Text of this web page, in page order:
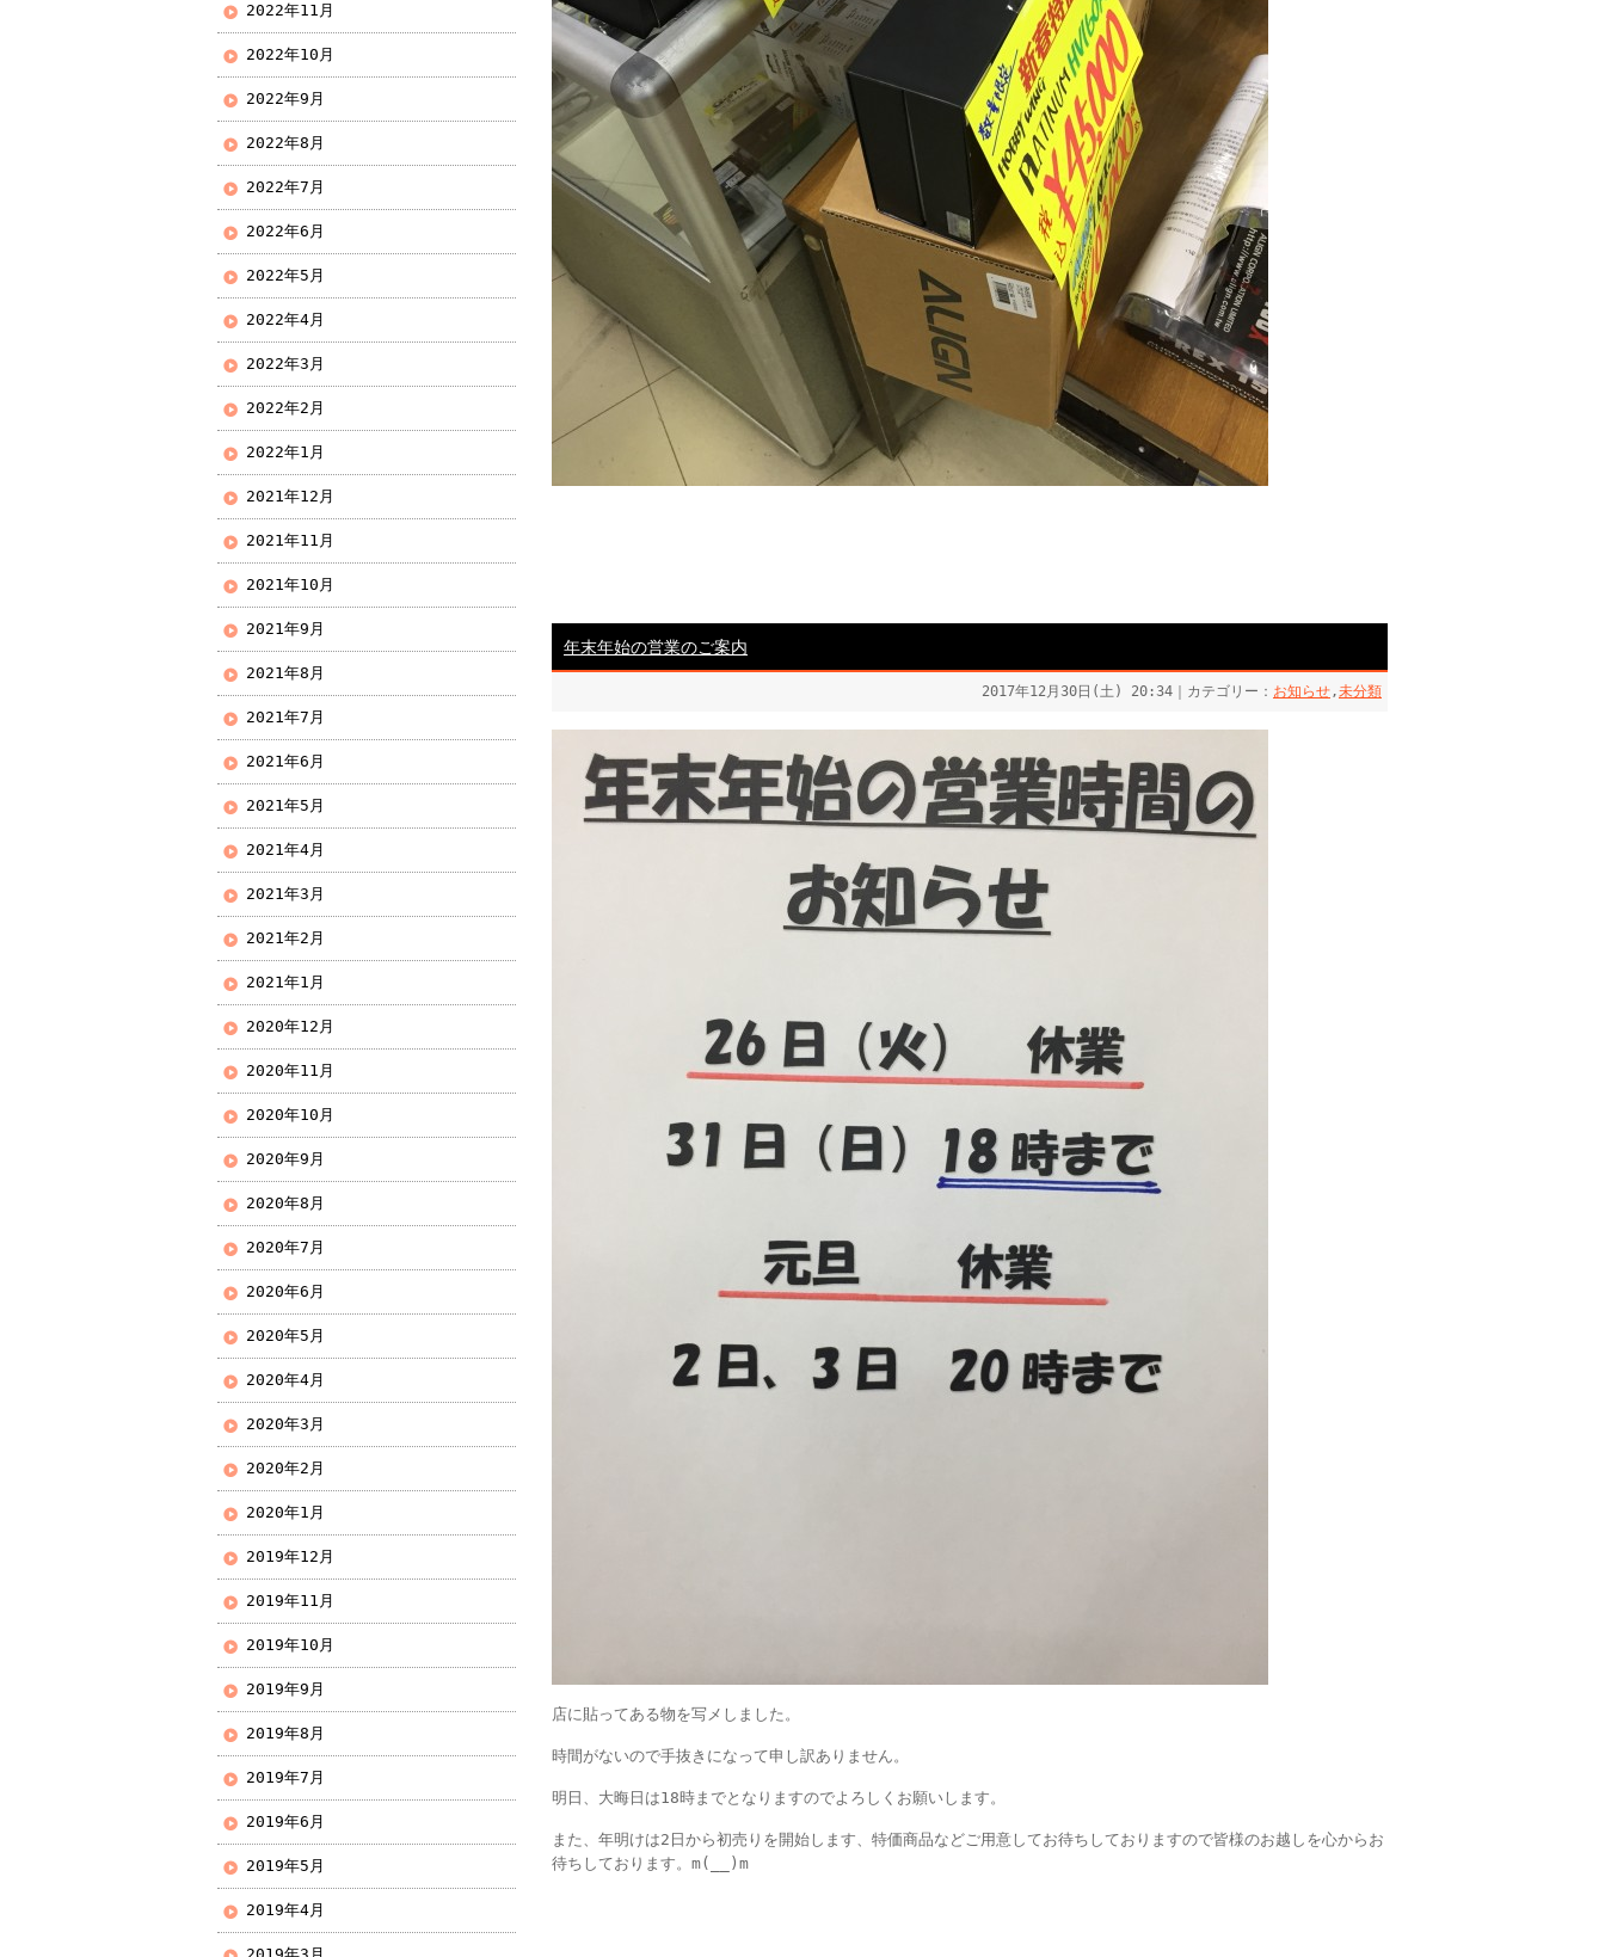
年末年始の営業のご案内
2017年12月30日(土) 20:34｜カテゴリー： お知らせ,未分類
店に貼ってある物を写メしました。
時間がないので手抜きになって申し訳ありません。
明日、大晦日は18時までとなりますのでよろしくお願いします。
また、年明けは2日から初売りを開始します、特価商品などご用意してお待ちしておりますので皆様のお越しを心からお
待ちしております。m(__)m
2022年11月
2022年10月
2022年9月
2022年8月
2022年7月
2022年6月
2022年5月
2022年4月
2022年3月
2022年2月
2022年1月
2021年12月
2021年11月
2021年10月
2021年9月
2021年8月
2021年7月
2021年6月
2021年5月
2021年4月
2021年3月
2021年2月
2021年1月
2020年12月
2020年11月
2020年10月
2020年9月
2020年8月
2020年7月
2020年6月
2020年5月
2020年4月
2020年3月
2020年2月
2020年1月
2019年12月
2019年11月
2019年10月
2019年9月
2019年8月
2019年7月
2019年6月
2019年5月
2019年4月